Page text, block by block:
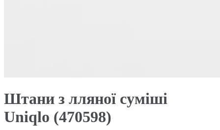
Штани з лляної суміші
Uniqlo (470598)